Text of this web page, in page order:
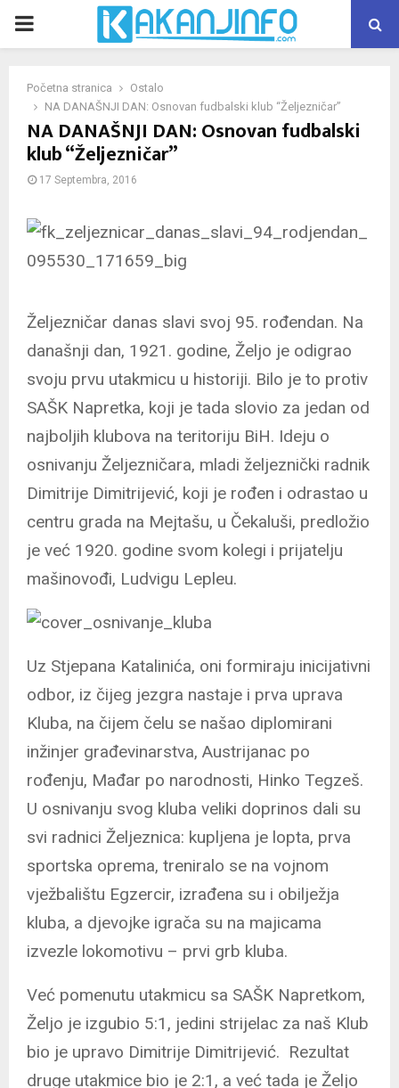
PRIMARY
Početna stranica
Ostalo
NA DANAŠNJI DAN: Osnovan fudbalski klub “Željezničar”
NA DANAŠNJI DAN: Osnovan fudbalski
klub “Željezničar”
17 Septembra, 2016
Željezničar danas slavi svoj 95. rođendan. Na
današnji dan, 1921. godine, Željo je odigrao
svoju prvu utakmicu u historiji. Bilo je to protiv
SAŠK Napretka, koji je tada slovio za jedan od
najboljih klubova na teritoriju BiH. Ideju o
osnivanju Željezničara, mladi željeznički radnik
Dimitrije Dimitrijević, koji je rođen i odrastao u
centru grada na Mejtašu, u Čekaluši, predložio
je već 1920. godine svom kolegi i prijatelju
mašinovođi, Ludvigu Lepleu.
Uz Stjepana Katalinića, oni formiraju inicijativni
odbor, iz čijeg jezgra nastaje i prva uprava
Kluba, na čijem čelu se našao diplomirani
inžinjer građevinarstva, Austrijanac po
rođenju, Mađar po narodnosti, Hinko Tegzeš.
U osnivanju svog kluba veliki doprinos dali su
svi radnici Željeznica: kupljena je lopta, prva
sportska oprema, treniralo se na vojnom
vježbalištu Egzercir, izrađena su i obilježja
kluba, a djevojke igrača su na majicama
izvezle lokomotivu – prvi grb kluba.
Već pomenutu utakmicu sa SAŠK Napretkom,
Željo je izgubio 5:1, jedini strijelac za naš Klub
bio je upravo Dimitrije Dimitrijević. Rezultat
druge utakmice bio je 2:1, a već tada je Željo